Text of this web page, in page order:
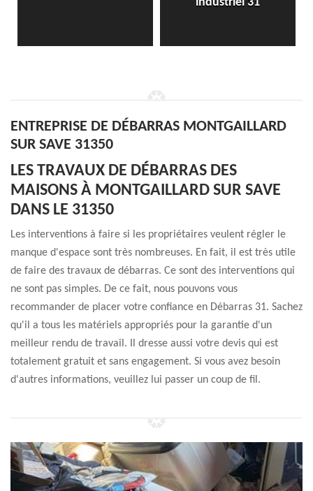
ENTREPRISE DE DÉBARRAS MONTGAILLARD
SUR SAVE 31350
LES TRAVAUX DE DÉBARRAS DES
MAISONS À MONTGAILLARD SUR SAVE
DANS LE 31350
Les interventions à faire si les propriétaires veulent régler le
manque d'espace sont très nombreuses. En fait, il est très utile
de faire des travaux de débarras. Ce sont des interventions qui
ne sont pas simples. De ce fait, nous pouvons vous
recommander de placer votre confiance en Débarras 31. Sachez
qu'il a tous les matériels appropriés pour la garantie d'un
meilleur rendu de travail. Il dresse aussi votre devis qui est
totalement gratuit et sans engagement. Si vous avez besoin
d'autres informations, veuillez lui passer un coup de fil.